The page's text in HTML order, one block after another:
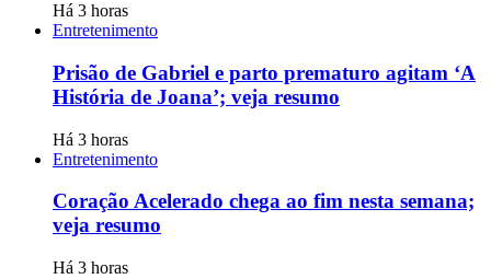
Há 3 horas
Entretenimento
Prisão de Gabriel e parto prematuro agitam ‘A
História de Joana’; veja resumo
Há 3 horas
Entretenimento
Coração Acelerado chega ao fim nesta semana;
veja resumo
Há 3 horas